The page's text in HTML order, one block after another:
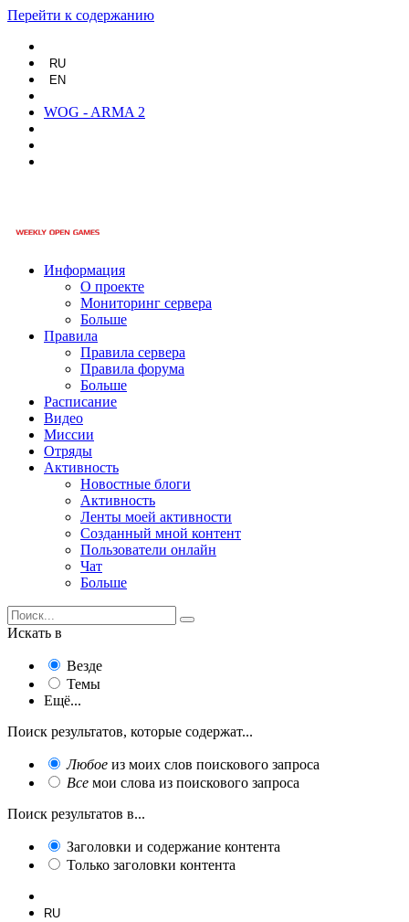
Перейти к содержанию
RU
EN
WOG - ARMA 2
Информация
О проекте
Мониторинг сервера
Больше
Правила
Правила сервера
Правила форума
Больше
Расписание
Видео
Миссии
Отряды
Активность
Новостные блоги
Активность
Ленты моей активности
Созданный мной контент
Пользователи онлайн
Чат
Больше
Искать в
Везде
Темы
Ещё...
Поиск результатов, которые содержат...
Любое из моих слов поискового запроса
Все мои слова из поискового запроса
Поиск результатов в...
Заголовки и содержание контента
Только заголовки контента
RU